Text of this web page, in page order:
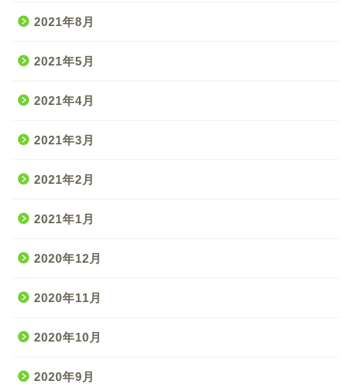
2021年8月
2021年5月
2021年4月
2021年3月
2021年2月
2021年1月
2020年12月
2020年11月
2020年10月
2020年9月